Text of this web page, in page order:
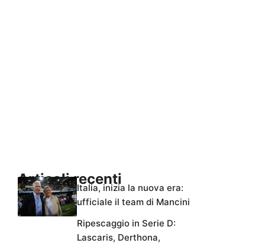
Articoli recenti
Italia, inizia la nuova era:
ufficiale il team di Mancini
Ripescaggio in Serie D:
Lascaris, Derthona,